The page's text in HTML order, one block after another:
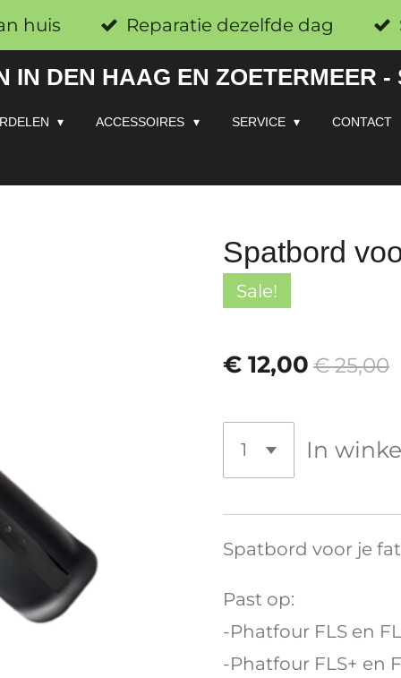
huis Reparatie dezelfde dag
IN DEN HAAG EN ZOETERMEER
ACCESSOIRES SERVICE CONTACT
Spatbord
Sale!
€ 12,00 € 25,00
In
Spatbord voor je
Past op:
-Phatfour FLS en
-Phatfour FLS+ en